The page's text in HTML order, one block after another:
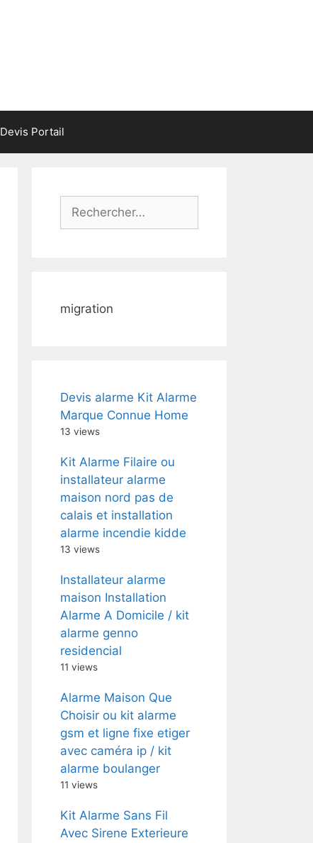
Devis Portail
Rechercher :
migration
Devis alarme Kit Alarme
Marque Connue Home
13 views
Kit Alarme Filaire ou
installateur alarme
maison nord pas de
calais et installation
alarme incendie kidde
13 views
Installateur alarme
maison Installation
Alarme A Domicile / kit
alarme genno
residencial
11 views
Alarme Maison Que
Choisir ou kit alarme
gsm et ligne fixe etiger
avec caméra ip / kit
alarme boulanger
11 views
Kit Alarme Sans Fil
Avec Sirene Exterieure